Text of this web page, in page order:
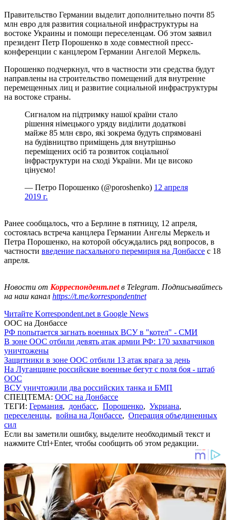
Правительство Германии выделит дополнительно почти 85
млн евро для развития социальной инфраструктуры на
востоке Украины и помощи переселенцам. Об этом заявил
президент Петр Порошенко в ходе совместной пресс-
конференции с канцлером Германии Ангелой Меркель.
Порошенко подчеркнул, что в частности эти средства будут
направлены на строительство помещений для внутренне
перемещенных лиц и развитие социальной инфраструктуры
на востоке страны.
Сигналом на підтримку нашої країни стало
рішення німецького уряду виділити додаткові
майже 85 млн євро, які зокрема будуть спрямовані
на будівництво приміщень для внутрішньо
переміщених осіб та розвиток соціальної
інфраструктури на сході України. Ми це високо
цінуємо!
— Петро Порошенко (@poroshenko) 12 апреля
2019 г.
Ранее сообщалось, что а Берлине в пятницу, 12 апреля,
состоялась встреча канцлера Германии Ангелы Меркель и
Петра Порошенко, на которой обсуждались ряд вопросов, в
частности введение пасхального перемирия на Донбассе с 18
апреля.
Новости от Корреспондент.netв Telegram. Подписывайтесь
на наш канал https://t.me/korrespondentnet
Читайте Korrespondent.net в Google News
ООС на Донбассе
РФ попытается загнать военных ВСУ в "котел" - СМИ
В зоне ООС отбили девять атак армии РФ: 170 захватчиков
уничтожены
Защитники в зоне ООС отбили 13 атак врага за день
На Луганщине российские военные бегут с поля боя - штаб
ООС
ВСУ уничтожили два российских танка и БМП
СПЕЦТЕМА: ООС на Донбассе
ТЕГИ: Германия, донбасс, Порошенко, Укриана,
переселенцы, война на Донбассе, Операция объединенных
сил
Если вы заметили ошибку, выделите необходимый текст и
нажмите Ctrl+Enter, чтобы сообщить об этом редакции.